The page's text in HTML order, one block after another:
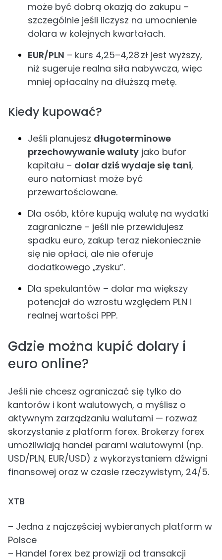
może być dobrą okazją do zakupu –
szczególnie jeśli liczysz na umocnienie
dolara w kolejnych kwartałach.
EUR/PLN – kurs 4,25–4,28 zł jest wyższy,
niż sugeruje realna siła nabywcza, więc
mniej opłacalny na dłuższą metę.
Kiedy kupować?
Jeśli planujesz długoterminowe
przechowywanie waluty jako bufor
kapitału – dolar dziś wydaje się tani,
euro natomiast może być
przewartościowane.
Dla osób, które kupują walutę na wydatki
zagraniczne – jeśli nie przewidujesz
spadku euro, zakup teraz niekoniecznie
się nie opłaci, ale nie oferuje
dodatkowego „zysku”.
Dla spekulantów – dolar ma większy
potencjał do wzrostu względem PLN i
realnej wartości PPP.
Gdzie można kupić dolary i
euro online?
Jeśli nie chcesz ograniczać się tylko do
kantorów i kont walutowych, a myślisz o
aktywnym zarządzaniu walutami — rozważ
skorzystanie z platform forex. Brokerzy forex
umożliwiają handel parami walutowymi (np.
USD/PLN, EUR/USD) z wykorzystaniem dźwigni
finansowej oraz w czasie rzeczywistym, 24/5.
XTB
– Jedna z najczęściej wybieranych platform w
Polsce
– Handel forex bez prowizji od transakcji